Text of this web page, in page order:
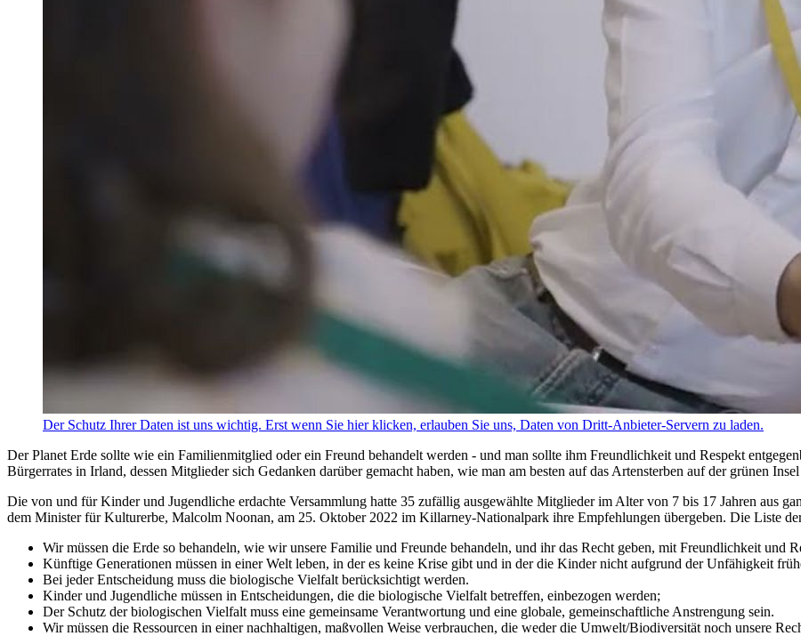
Der Schutz Ihrer Daten ist uns wichtig. Erst wenn Sie hier klicken, erlauben Sie uns, Daten von Dritt-Anbieter-Servern zu laden.
Der Planet Erde sollte wie ein Familienmitglied oder ein Freund behandelt werden - und man sollte ihm Freundlichkeit und Respekt
Bürgerrates in Irland, dessen Mitglieder sich Gedanken darüber gemacht haben, wie man am besten auf das Artensterben auf der grünen
Die von und für Kinder und Jugendliche erdachte Versammlung hatte 35 zufällig ausgewählte Mitglieder im Alter von 7 bis 17 Jahren aus
dem Minister für Kulturerbe, Malcolm Noonan, am 25. Oktober 2022 im Killarney-Nationalpark ihre Empfehlungen übergeben. Die Liste
Wir müssen die Erde so behandeln, wie wir unsere Familie und Freunde behandeln, und ihr das Recht geben, mit Freundlichkeit und
Künftige Generationen müssen in einer Welt leben, in der es keine Krise gibt und in der die Kinder nicht aufgrund der Unfähigkeit
Bei jeder Entscheidung muss die biologische Vielfalt berücksichtigt werden.
Kinder und Jugendliche müssen in Entscheidungen, die die biologische Vielfalt betreffen, einbezogen werden;
Der Schutz der biologischen Vielfalt muss eine gemeinsame Verantwortung und eine globale, gemeinschaftliche Anstrengung sein.
Wir müssen die Ressourcen in einer nachhaltigen, maßvollen Weise verbrauchen, die weder die Umwelt/Biodiversität noch unsere